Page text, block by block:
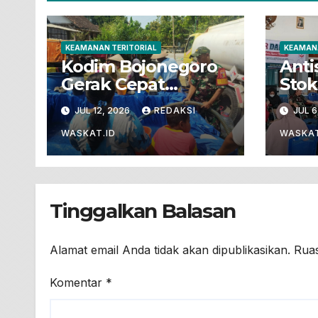
KEAMANAN TERITORIAL
Kodim Bojonegoro
Gerak Cepat
Salurkan 16 Ribu
Liter Air Bersih
Untuk Warga
Terdampak
Kekeringan
JUL 12, 2026 REDAKSI
WASKAT.ID
JUL
Tinggalkan Balasan
Alamat email Anda tidak akan dipublikasikan.
Komentar *